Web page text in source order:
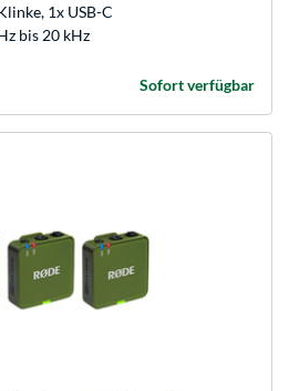
1x USB-C
bis 20 kHz
Sofort verfügbar